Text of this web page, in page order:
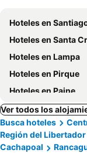
Hoteles en
Hoteles en Santa
Hoteles en Lampa
Hoteles en Pirque
Hoteles en Paine
Ver todos los
Busca hoteles
Región del
Cachapoal